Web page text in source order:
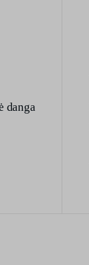
danga